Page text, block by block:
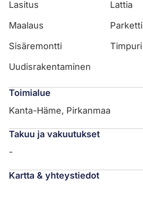
Lasitus
Lattia
Maalaus
Parketti
Sisäremontti
Timpuri
Uudisrakentaminen
Toimialue
Kanta-Häme, Pirkanmaa
Takuu ja vakuutukset
-
Kartta & yhteystiedot